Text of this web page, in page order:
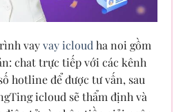
vayvay icloud ha noi gồm
chat trực tiếp với các kênh
hotline để được tư vấn, sau
icloud sẽ thẩm định và